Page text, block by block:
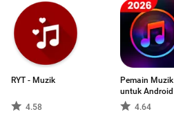
RYT - Muzik
4.58
Pemain Muzik
untuk Android
4.64